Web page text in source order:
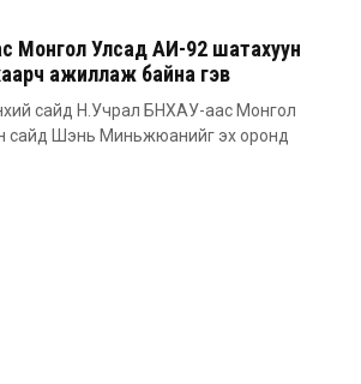
Монгол Улсад АИ-92 шатахуун
ажиллаж байна гэв
сайд Н.Учрал БНХАУ-аас Монгол
сайд Шэнь Миньжюанийг эх оронд